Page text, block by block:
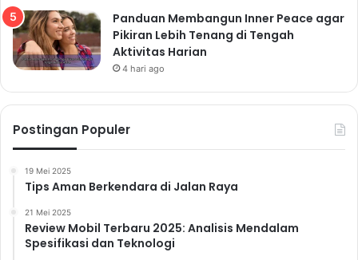
Panduan Membangun Inner Peace agar
Pikiran Lebih Tenang di Tengah
Aktivitas Harian
4 hari ago
Postingan Populer
19 Mei 2025
Tips Aman Berkendara di Jalan Raya
21 Mei 2025
Review Mobil Terbaru 2025: Analisis Mendalam
Spesifikasi dan Teknologi